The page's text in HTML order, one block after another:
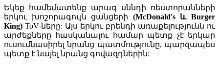
Եկեք համեմատենք արագ սննդի ռեստորանների
երկու խոշորագույն ցանցերի (McDonald's և Burger
King) ToV-ները: Այս երկու բրենդի առաքելությունն ու
արժեքները հասկանալու համար պետք չէ երկար
ուսումնասիրել նրանց պատմությունը, պարզապես
պետք է նայել նրանց գովազդներին: